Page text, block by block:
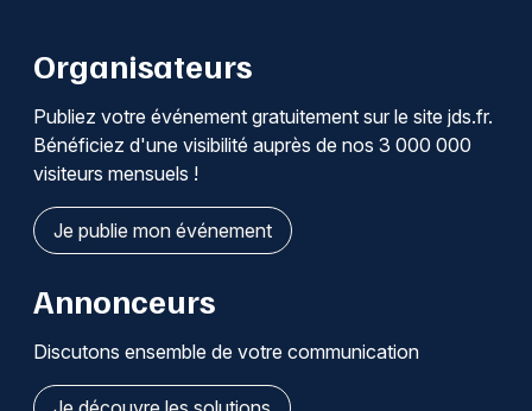
Organisateurs
Publiez votre événement gratuitement sur le site jds.fr.
Bénéficiez d'une visibilité auprès de nos 3 000 000
visiteurs mensuels !
Je publie mon événement
Annonceurs
Discutons ensemble de votre communication